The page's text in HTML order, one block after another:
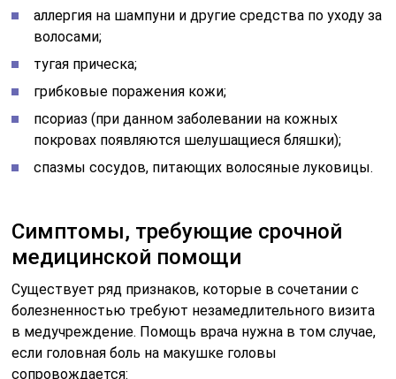
аллергия на шампуни и другие средства по уходу за
волосами;
тугая прическа;
грибковые поражения кожи;
псориаз (при данном заболевании на кожных
покровах появляются шелушащиеся бляшки);
спазмы сосудов, питающих волосяные луковицы.
Симптомы, требующие срочной
медицинской помощи
Существует ряд признаков, которые в сочетании с
болезненностью требуют незамедлительного визита
в медучреждение. Помощь врача нужна в том случае,
если головная боль на макушке головы
сопровождается: